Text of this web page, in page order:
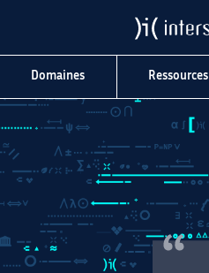
Domaines Ressources